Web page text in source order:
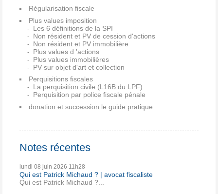
Régularisation fiscale
Plus values imposition
Les 6 définitions de la SPI
Non résident et PV de cession d'actions
Non résident et PV immobilière
Plus values d 'actions
Plus values immobilières
PV sur objet d'art et collection
Perquisitions fiscales
La perquisition civile (L16B du LPF)
Perquisition par police fiscale pénale
donation et succession le guide pratique
Notes récentes
lundi 08 juin 2026 11h28
Qui est Patrick Michaud ? | avocat fiscaliste
Qui est Patrick Michaud ?...